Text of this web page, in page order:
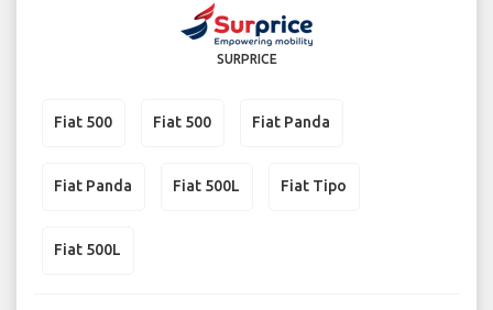
SURPRICE
Fiat 500 Fiat 500 Fiat Panda
Fiat Panda Fiat 500L Fiat Tipo
Fiat 500L